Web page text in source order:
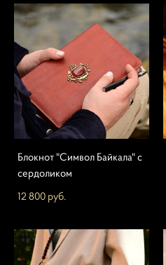
Блокнот "Символ Байкала" с
сердоликом
12 800 pуб.